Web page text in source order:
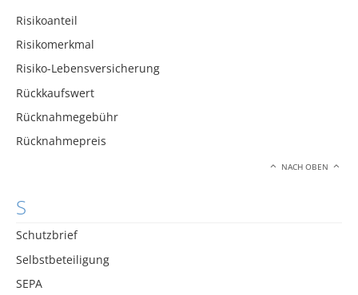
Risikoanteil
Risikomerkmal
Risiko-Lebensversicherung
Rückkaufswert
Rücknahmegebühr
Rücknahmepreis
NACH OBEN
S
Schutzbrief
Selbstbeteiligung
SEPA